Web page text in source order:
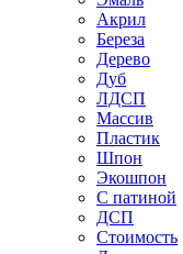
Акрил
Береза
Дерево
Дуб
ЛДСП
Массив
Пластик
Шпон
Экошпон
С патиной
ДСП
Стоимость